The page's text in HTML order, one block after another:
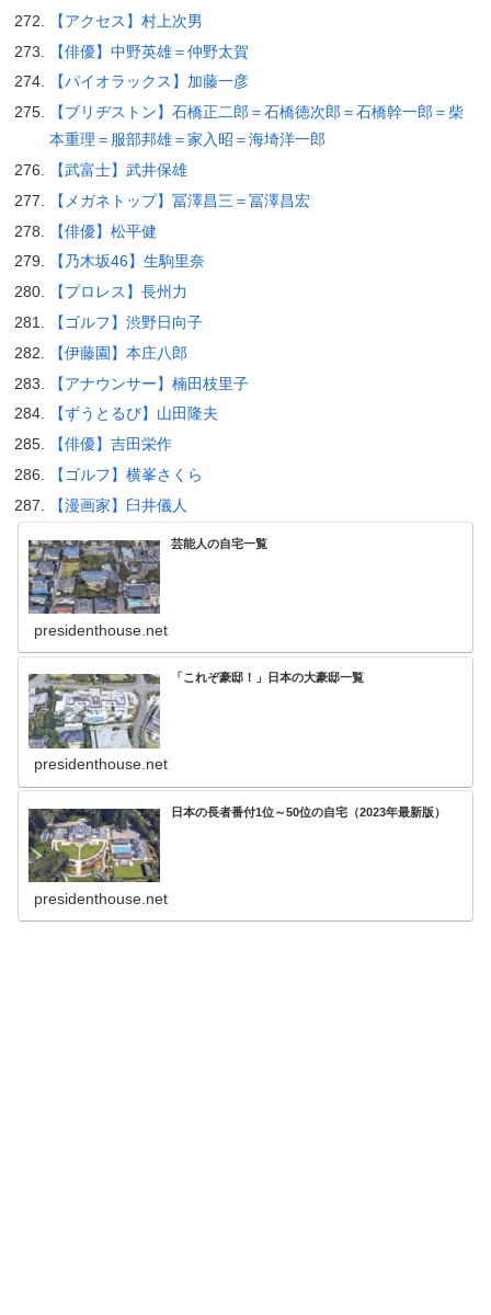
【アクセス】村上次男
【俳優】中野英雄＝仲野太賀
【パイオラックス】加藤一彦
【ブリヂストン】石橋正二郎＝石橋徳次郎＝石橋幹一郎＝柴
本重理＝服部邦雄＝家入昭＝海埼洋一郎
【武富士】武井保雄
【メガネトップ】冨澤昌三＝冨澤昌宏
【俳優】松平健
【乃木坂46】生駒里奈
【プロレス】長州力
【ゴルフ】渋野日向子
【伊藤園】本庄八郎
【アナウンサー】楠田枝里子
【ずうとるび】山田隆夫
【俳優】吉田栄作
【ゴルフ】横峯さくら
【漫画家】臼井儀人
芸能人の自宅一覧
presidenthouse.net
「これぞ豪邸！」日本の大豪邸一覧
presidenthouse.net
日本の長者番付1位～50位の自宅（2023年最新版）
presidenthouse.net